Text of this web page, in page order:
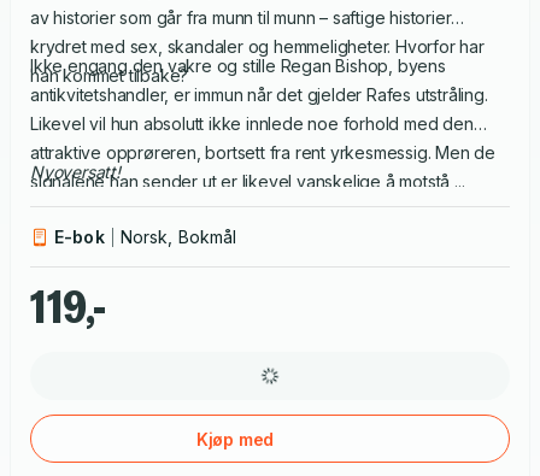
av historier som går fra munn til munn – saftige historier
krydret med sex, skandaler og hemmeligheter. Hvorfor har
han kommet tilbake?
Ikke engang den vakre og stille Regan Bishop, byens
antikvitetshandler, er immun når det gjelder Rafes utstråling.
Likevel vil hun absolutt ikke innlede noe forhold med den
attraktive opprøreren, bortsett fra rent yrkesmessig. Men de
signalene han sender ut er likevel vanskelige å motstå ...
Nyoversatt!
E-bok Norsk, Bokmål
119,-
Kjøp med